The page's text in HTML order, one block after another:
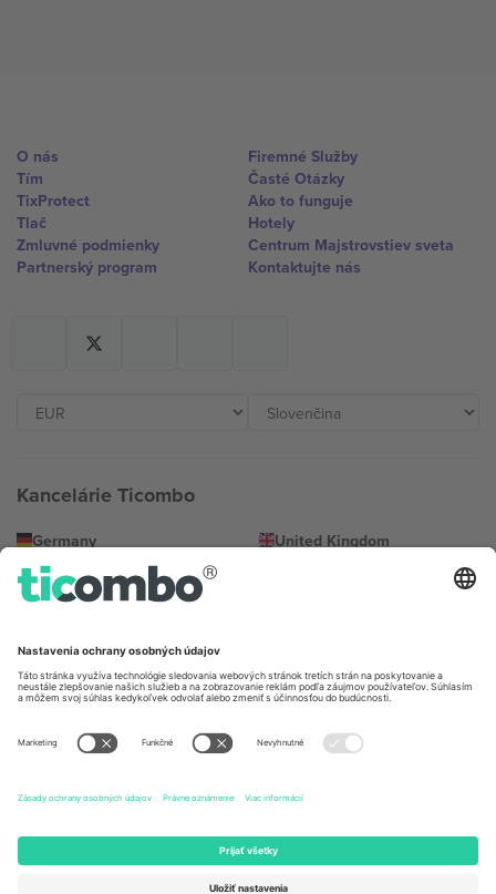
O nás
Tím
TixProtect
Tlač
Zmluvné podmienky
Partnerský program
Firemné Služby
Časté Otázky
Ako to funguje
Hotely
Centrum Majstrovstiev sveta
Kontaktujte nás
Kancelárie Ticombo
Germany
Unter den Linden 24, 10117
Berlin, Germany
United Kingdom
167 City Road, London, Greater
United States
131 Continental Dr, Suite 305,
States
Switzerland
Dorfstrasse 52a, 6390
Bulgaria
Totleben 53-55, 1606 Sofia,
Bulgaria
United Arab Emirates
Building A1, Office 302, Dubai,
United Arab Emirates